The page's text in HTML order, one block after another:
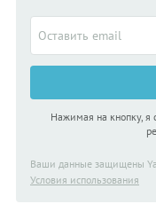
Нажимая на кнопку, я
Ваши данные защищены
Условия использования